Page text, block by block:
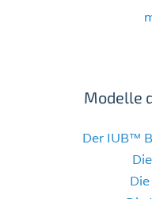
Modelle
Der IUB™